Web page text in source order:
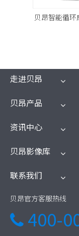
贝昂智能循环
走进贝昂
贝昂产品
资讯中心
贝昂影像库
联系我们
贝昂官方客服热线
 400-